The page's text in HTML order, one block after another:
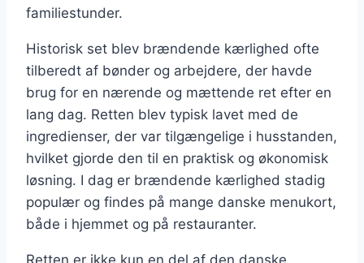
familiestunder.
Historisk set blev brændende kærlighed ofte
tilberedt af bønder og arbejdere, der havde
brug for en nærende og mættende ret efter en
lang dag. Retten blev typisk lavet med de
ingredienser, der var tilgængelige i husstanden,
hvilket gjorde den til en praktisk og økonomisk
løsning. I dag er brændende kærlighed stadig
populær og findes på mange danske menukort,
både i hjemmet og på restauranter.
Retten er ikke kun en del af den danske